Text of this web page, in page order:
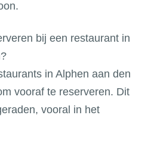
bij een restaurant in
in Alphen aan den
vooraf te reserveren. Dit
vooral in het